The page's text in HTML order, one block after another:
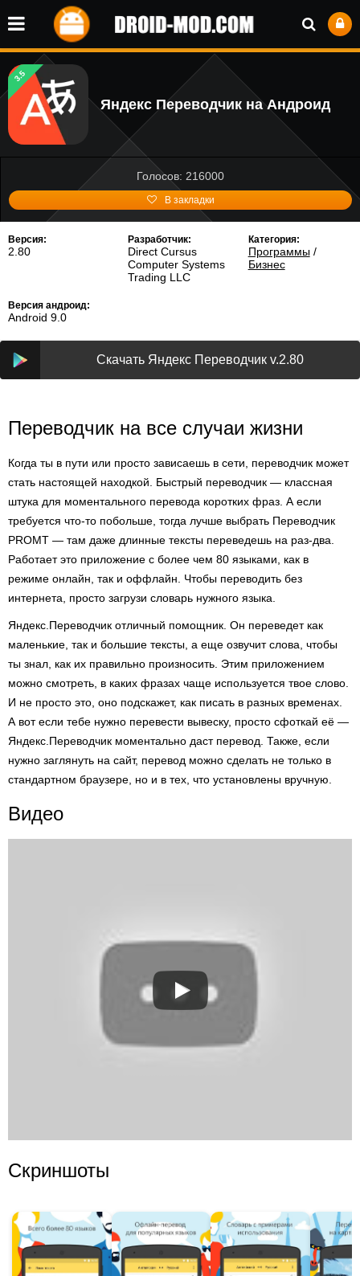
3.5
Яндекс Переводчик на Андроид
Голосов: 216000
В закладки
Версия:
2.80
Разработчик:
Direct Cursus
Computer Systems
Trading LLC
Категория:
Программы/
Бизнес
Версия андроид:
Android 9.0
Скачать Яндекс Переводчик v.2.80
Переводчик на все случаи жизни
Когда ты в пути или просто зависаешь в сети, переводчик может
стать настоящей находкой. Быстрый переводчик — классная
штука для моментального перевода коротких фраз. А если
требуется что-то побольше, тогда лучше выбрать Переводчик
PROMT — там даже длинные тексты переведешь на раз-два.
Работает это приложение с более чем 80 языками, как в
режиме онлайн, так и оффлайн. Чтобы переводить без
интернета, просто загрузи словарь нужного языка.
Яндекс.Переводчик отличный помощник. Он переведет как
маленькие, так и большие тексты, а еще озвучит слова, чтобы
ты знал, как их правильно произносить. Этим приложением
можно смотреть, в каких фразах чаще используется твое слово.
И не просто это, оно подскажет, как писать в разных временах.
А вот если тебе нужно перевести вывеску, просто сфоткай её —
Яндекс.Переводчик моментально даст перевод. Также, если
нужно заглянуть на сайт, перевод можно сделать не только в
стандартном браузере, но и в тех, что установлены вручную.
Видео
Скриншоты